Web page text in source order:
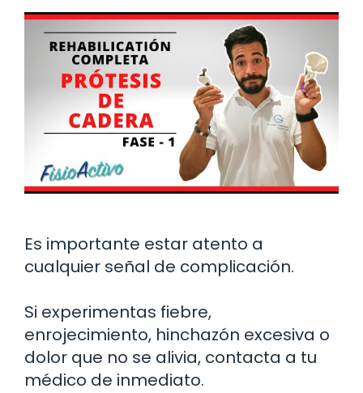
Es importante estar atento a
cualquier señal de complicación.
Si experimentas fiebre,
enrojecimiento, hinchazón excesiva o
dolor que no se alivia, contacta a tu
médico de inmediato.